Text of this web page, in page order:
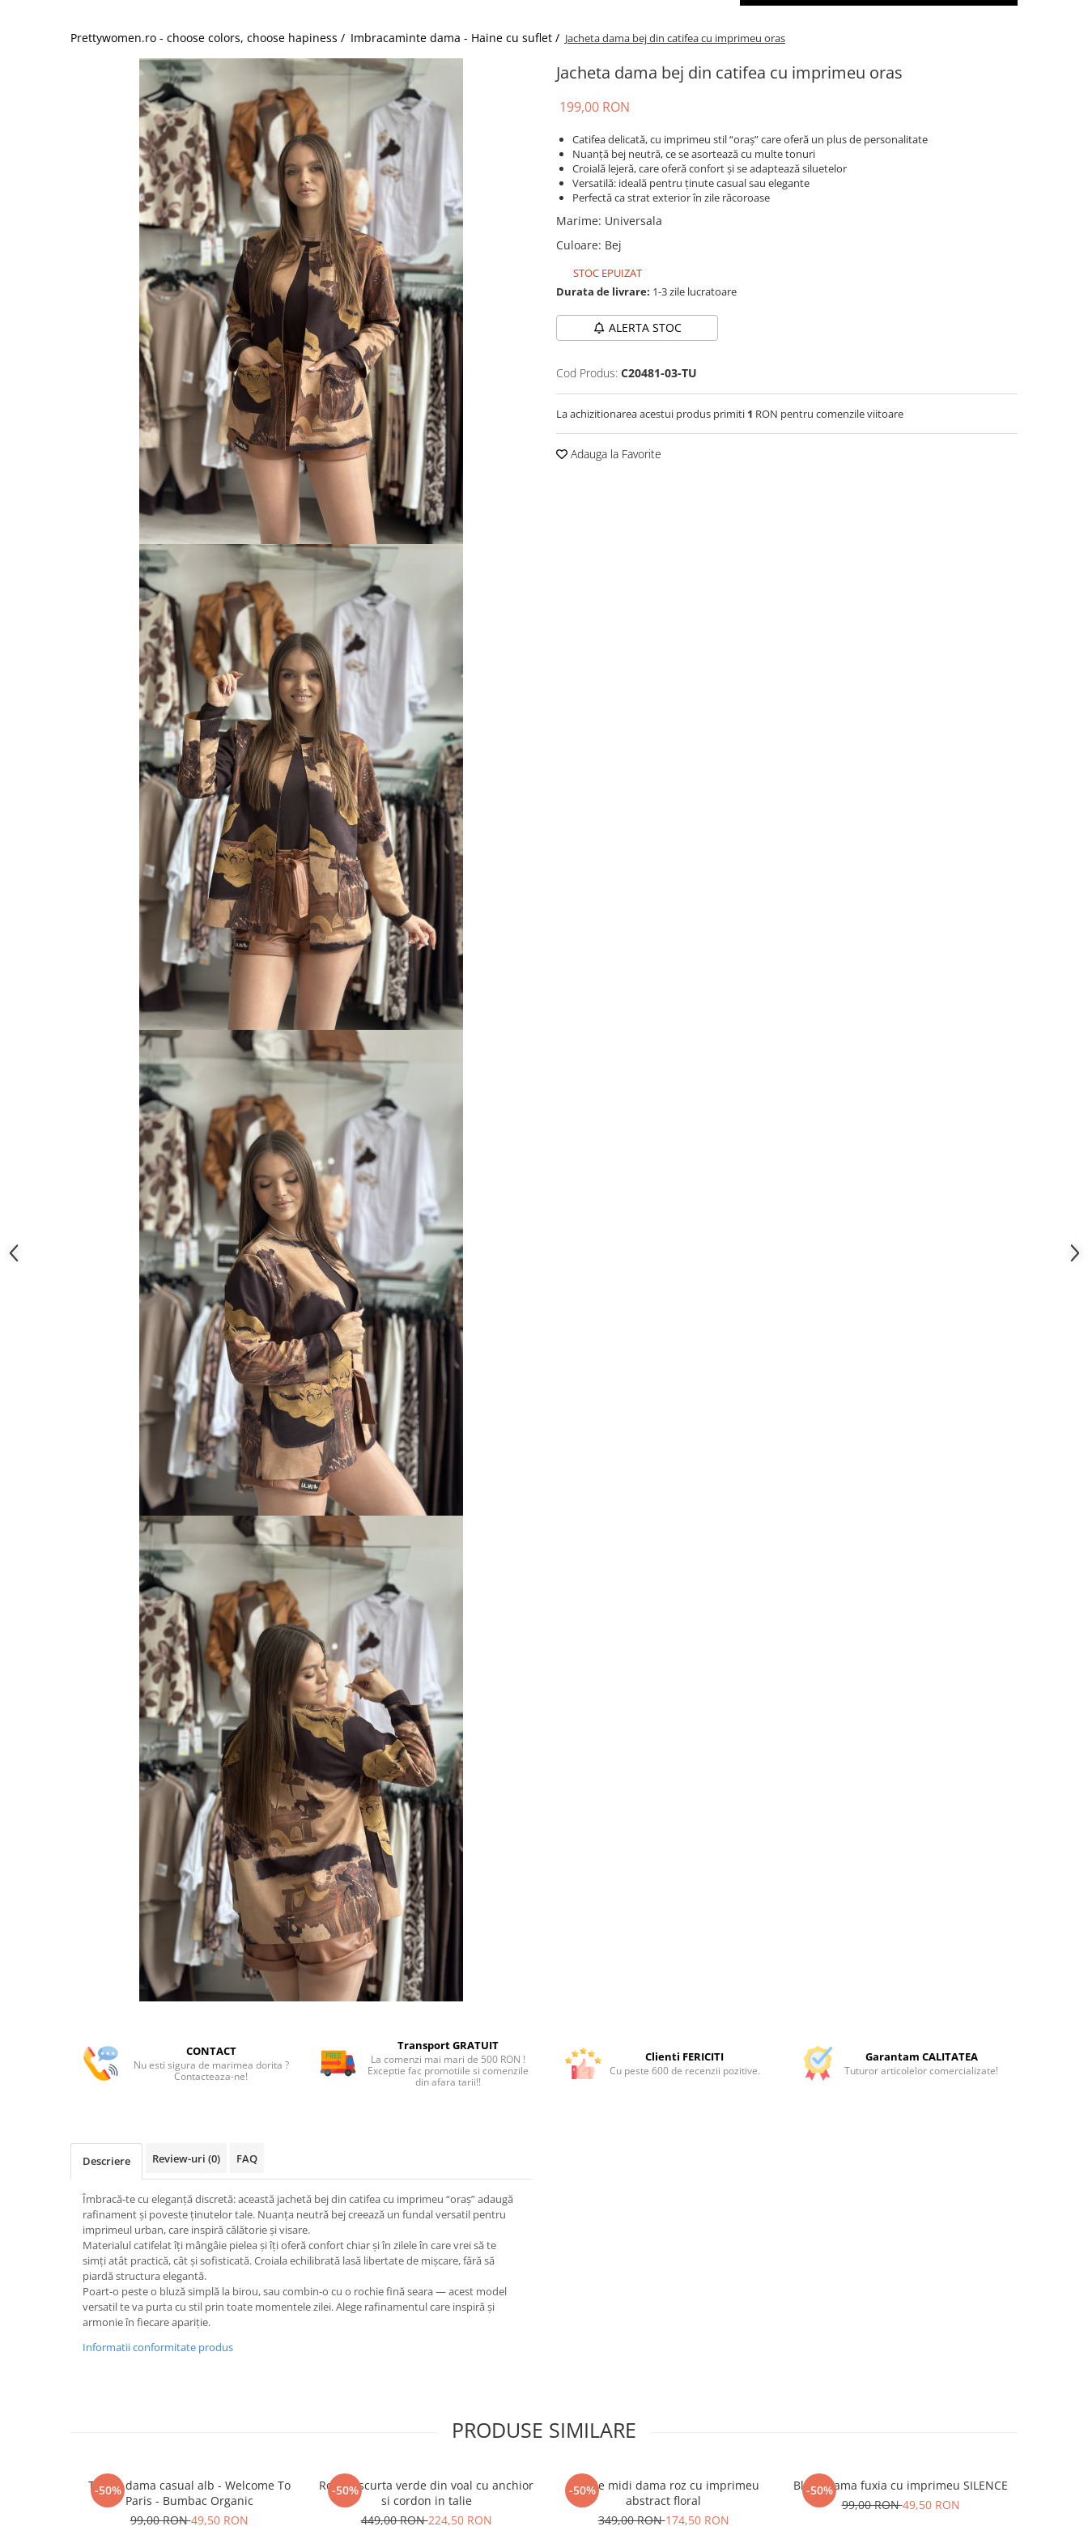
Prettywomen.ro - choose colors, choose hapiness / Imbracaminte dama - Haine cu suflet / Jacheta dama bej din catifea cu imprimeu oras
Jacheta dama bej din catifea cu imprimeu oras
199,00 RON
Catifea delicată, cu imprimeu stil “oraș” care oferă un plus de personalitate
Nuanță bej neutră, ce se asortează cu multe tonuri
Croială lejeră, care oferă confort și se adaptează siluetelor
Versatilă: ideală pentru ținute casual sau elegante
Perfectă ca strat exterior în zile răcoroase
Marime: Universala
Culoare: Bej
STOC EPUIZAT
Durata de livrare: 1-3 zile lucratoare
ALERTA STOC
Cod Produs: C20481-03-TU
La achizitionarea acestui produs primiti 1 RON pentru comenzile viitoare
Adauga la Favorite
CONTACT
Nu esti sigura de marimea dorita ?
Contacteaza-ne!
Transport GRATUIT
La comenzi mai mari de 500 RON !
Exceptie fac promotiile si comenzile
din afara tarii!!
Clienti FERICITI
Cu peste 600 de recenzii pozitive.
Garantam CALITATEA
Tuturor articolelor comercializate!
Descriere Review-uri (0) FAQ
Îmbracă‑te cu eleganță discretă: această jachetă bej din catifea cu imprimeu “oraș” adaugă
rafinament și poveste ținutelor tale. Nuanța neutră bej creează un fundal versatil pentru
imprimeul urban, care inspiră călătorie și visare.
Materialul catifelat îți mângâie pielea și îți oferă confort chiar și în zilele în care vrei să te
simți atât practică, cât și sofisticată. Croiala echilibrată lasă libertate de mișcare, fără să
piardă structura elegantă.
Poart-o peste o bluză simplă la birou, sau combin-o cu o rochie fină seara — acest model
versatil te va purta cu stil prin toate momentele zilei. Alege rafinamentul care inspiră și
armonie în fiecare apariție.
Informatii conformitate produs
PRODUSE SIMILARE
-50%
Tricou dama casual alb - Welcome To
Paris - Bumbac Organic
99,00 RON49,50 RON
-50%
Rochie scurta verde din voal cu anchior
si cordon in talie
449,00 RON224,50 RON
-50%
Rochie midi dama roz cu imprimeu
abstract floral
349,00 RON174,50 RON
-50%
Bluza dama fuxia cu imprimeu SILENCE
99,00 RON49,50 RON